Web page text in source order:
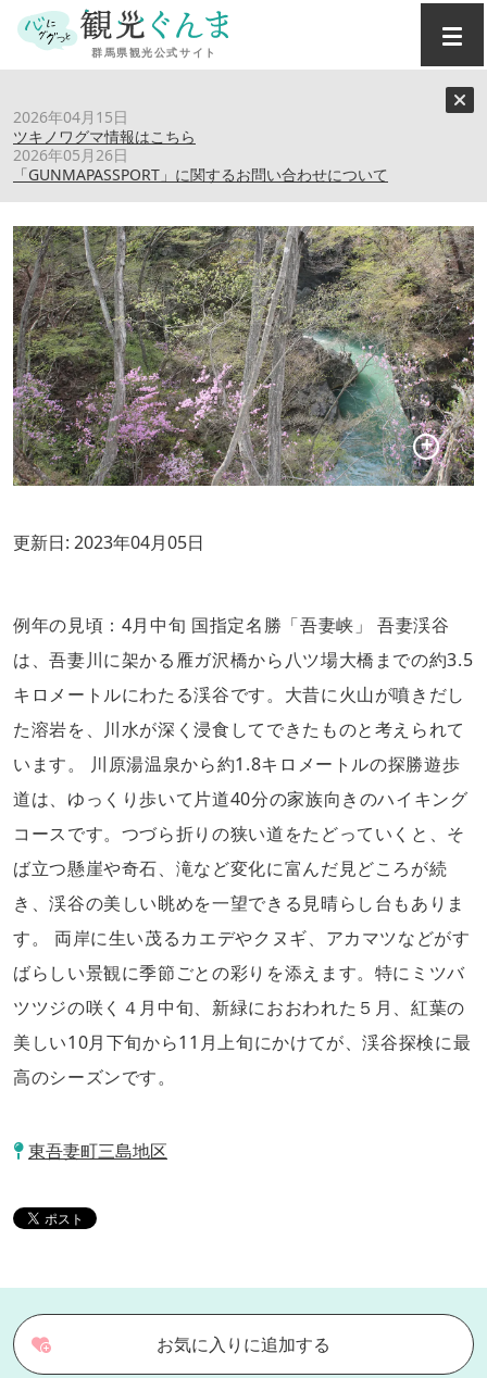
2026年04月15日
ツキノワグマ情報はこちら
2026年05月26日
「GUNMAPASSPORT」に関するお問い合わせについて
名勝「吾妻峡」のミツバツツジ
更新日: 2023年04月05日
例年の見頃：4月中旬 国指定名勝「吾妻峡」 吾妻渓谷
は、吾妻川に架かる雁ガ沢橋から八ツ場大橋までの約3.5
キロメートルにわたる渓谷です。大昔に火山が噴きだし
た溶岩を、川水が深く浸食してできたものと考えられて
います。 川原湯温泉から約1.8キロメートルの探勝遊歩
道は、ゆっくり歩いて片道40分の家族向きのハイキング
コースです。つづら折りの狭い道をたどっていくと、そ
ば立つ懸崖や奇石、滝など変化に富んだ見どころが続
き、渓谷の美しい眺めを一望できる見晴らし台もありま
す。 両岸に生い茂るカエデやクヌギ、アカマツなどがす
ばらしい景観に季節ごとの彩りを添えます。特にミツバ
ツツジの咲く４月中旬、新緑におおわれた５月、紅葉の
美しい10月下旬から11月上旬にかけてが、渓谷探検に最
高のシーズンです。
東吾妻町三島地区
お気に入りに追加する